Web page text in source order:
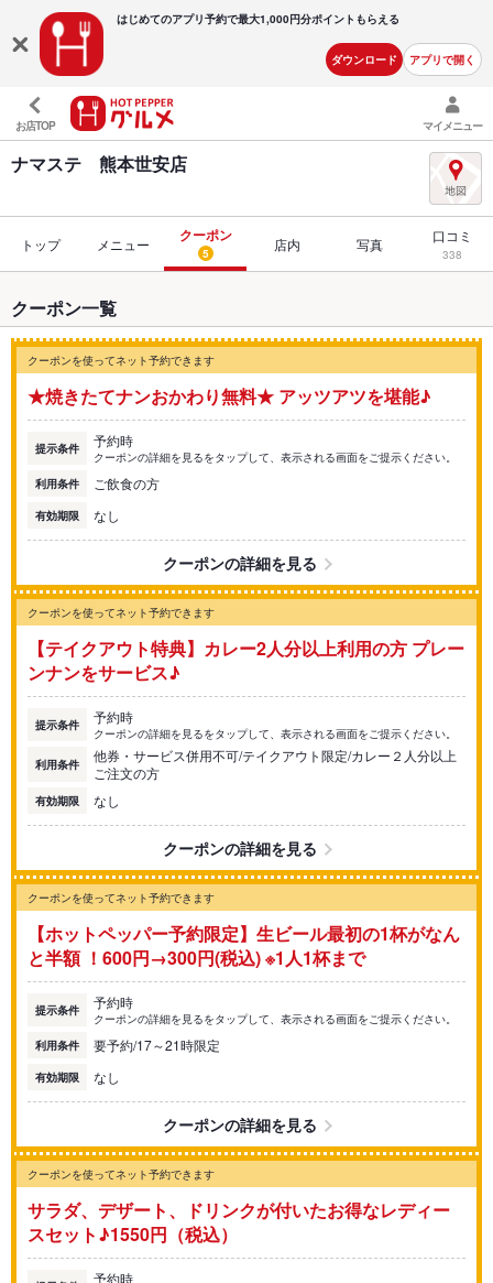
はじめてのアプリ予約で最大1,000円分ポイントもらえる
ダウンロード アプリで開く
お店TOP マイメニュー
ナマステ 熊本世安店
トップ メニュー クーポン
5 店内 写真 口コミ
338
クーポン一覧
クーポンを使ってネット予約できます
★焼きたてナンおかわり無料★ アッツアツを堪能♪
提示条件 予約時
クーポンの詳細を見るをタップして、表示される画面をご提示ください。
利用条件
ご飲食の方
有効期限 なし
クーポンの詳細を見る
クーポンを使ってネット予約できます
【テイクアウト特典】カレー2人分以上利用の方 プレー
ンナンをサービス♪
提示条件 予約時
クーポンの詳細を見るをタップして、表示される画面をご提示ください。
利用条件
他券・サービス併用不可/テイクアウト限定/カレー２人分以上
ご注文の方
有効期限 なし
クーポンの詳細を見る
クーポンを使ってネット予約できます
【ホットペッパー予約限定】生ビール最初の1杯がなん
と半額 ！600円→300円(税込) ※1人1杯まで
提示条件 予約時
クーポンの詳細を見るをタップして、表示される画面をご提示ください。
利用条件
要予約/17～21時限定
有効期限 なし
クーポンの詳細を見る
クーポンを使ってネット予約できます
サラダ、デザート、ドリンクが付いたお得なレディー
スセット♪1550円（税込）
予約時